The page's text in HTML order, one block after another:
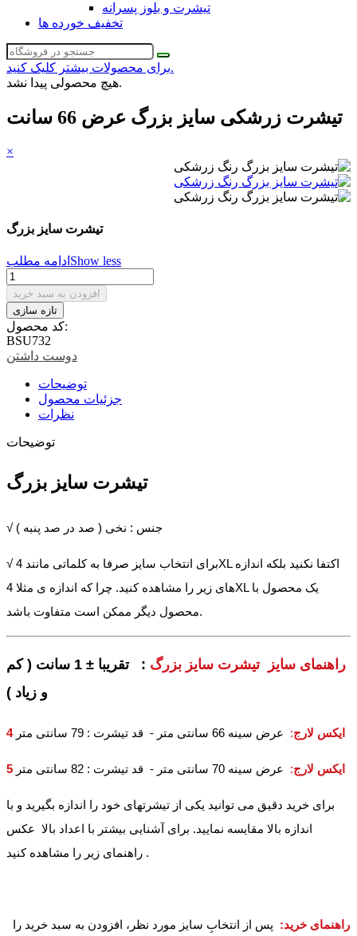
تیشرت و بلوز پسرانه
تخفیف خورده ها
برای محصولات بیشتر کلیک کنید.
هیچ محصولی پیدا نشد.
تیشرت زرشکی سایز بزرگ عرض 66 سانت
×
تیشرت سایز بزرگ
ادامه مطلب Show less
افزودن به سبد خرید
کد محصول:
BSU732
دوست داشتن
توضیحات
جزئیات محصول
نظرات
توضیحات
تیشرت سایز بزرگ
√ برای انتخاب سایز صرفا به کلماتی مانند 4XL اکتفا نکنید بلکه اندازه
های زیر را مشاهده کنید. چرا که اندازه ی مثلا 4XL یک محصول با
محصول دیگر ممکن است متفاوت باشد.
راهنمای سایز تیشرت سایز بزرگ
: تقریبا ± 1 سانت ( کم
4 ایکس لارج: عرض سینه 66 سانتی متر - قد تیشرت : 79 سانتی متر
5 ایکس لارج: عرض سینه 70 سانتی متر - قد تیشرت : 82 سانتی متر
برای خرید دقیق می توانید یکی از تیشرتهای خود را اندازه بگیرید و با
اندازه بالا مقایسه نمایید. برای آشنایی بیشتر با اعداد بالا عکس
راهنمای زیر را مشاهده کنید .
راهنمای خرید: پس از انتخابِ سایز مورد نظر، افزودن به سبد خرید را